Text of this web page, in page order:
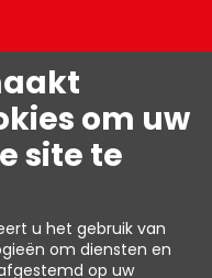
Van den Berg NV – BTW:
om uw
site te
u het gebruik van
om diensten en
op uw